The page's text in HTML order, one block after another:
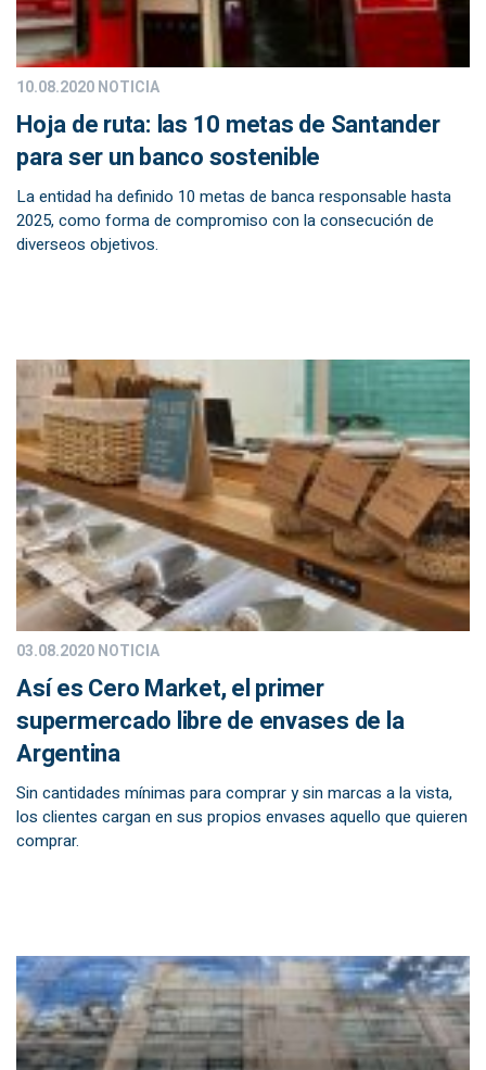
10.08.2020NOTICIA
Hoja de ruta: las 10 metas de Santander
para ser un banco sostenible
La entidad ha definido 10 metas de banca responsable hasta
2025, como forma de compromiso con la consecución de
diverseos objetivos.
03.08.2020NOTICIA
Así es Cero Market, el primer
supermercado libre de envases de la
Argentina
Sin cantidades mínimas para comprar y sin marcas a la vista,
los clientes cargan en sus propios envases aquello que quieren
comprar.